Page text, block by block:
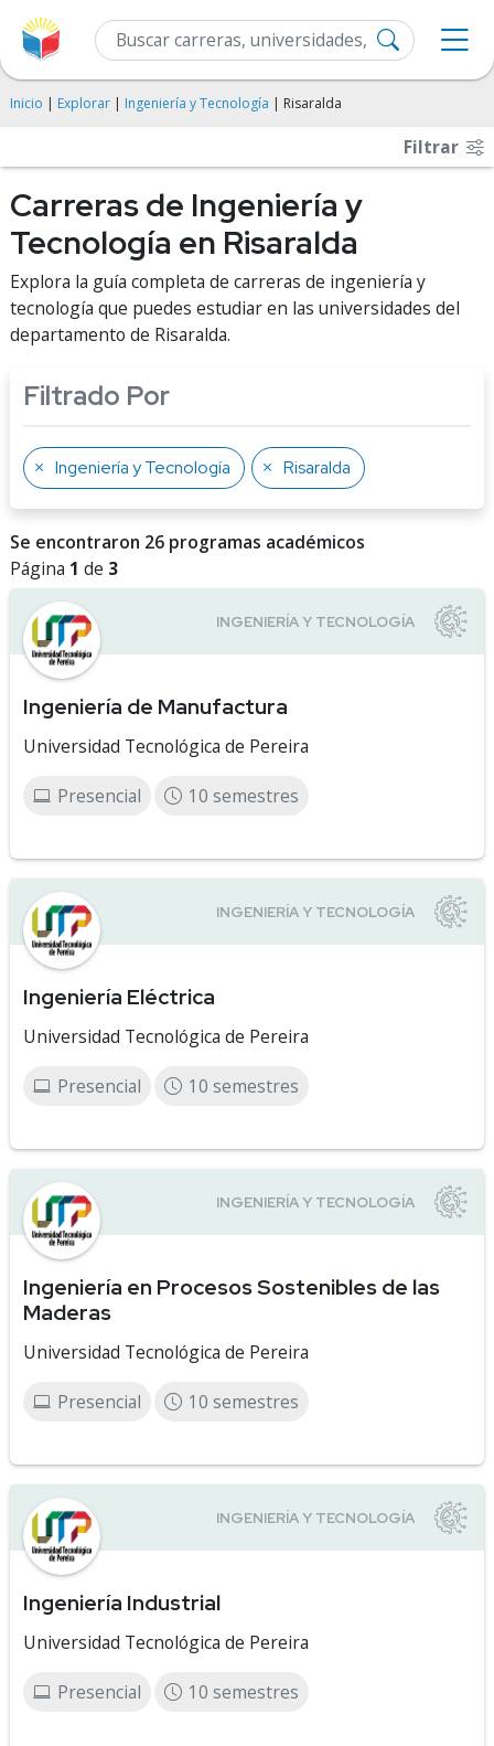
Inicio | Explorar | Ingeniería y Tecnología | Risaralda
Filtrar
Carreras de Ingeniería y
Tecnología en Risaralda
Explora la guía completa de carreras de ingeniería y
tecnología que puedes estudiar en las universidades del
departamento de Risaralda.
Filtrado Por
Ingeniería y Tecnología Risaralda
Se encontraron 26 programas académicos
Página 1 de 3
Ingeniería de Manufactura
Universidad Tecnológica de Pereira
Presencial 10 semestres
Ingeniería Eléctrica
Universidad Tecnológica de Pereira
Presencial 10 semestres
Ingeniería en Procesos Sostenibles de las
Maderas
Universidad Tecnológica de Pereira
Presencial 10 semestres
Ingeniería Industrial
Universidad Tecnológica de Pereira
Presencial 10 semestres